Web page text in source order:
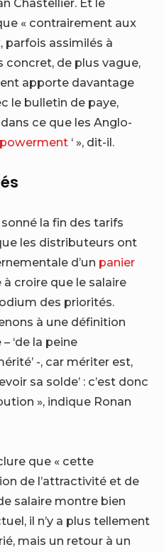
Chastellier. Et le
« contrairement aux
parfois assimilés à
concret, de plus vague,
apporte davantage
le bulletin de paye,
ce que les Anglo-
‘ », dit-il.
sonné la fin des tarifs
les distributeurs ont
d’un panier
croire que le salaire
des priorités.
à une définition
‘de la peine
-, car mériter est,
sa solde’ : c’est donc
», indique Ronan
que « cette
de l’attractivité et de
salaire montre bien
il n’y a plus tellement
mais un retour à un